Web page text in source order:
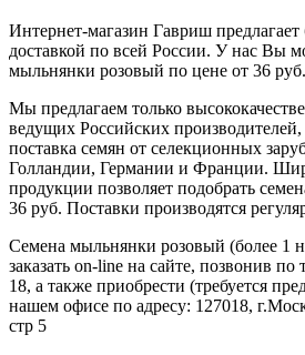
Интернет-магазин Гавриш
доставкой по всей России. У нас Вы
мыльнянки розовый по цене от 36 руб.
Мы предлагаем только
ведущих Российских
поставка семян от селекционных
Голландии, Германии и Франции.
продукции позволяет подобрать
36 руб. Поставки производятся
Семена мыльнянки розовый (более 1
заказать on-line на сайте, позвонив
18, а также приобрести (требуется
нашем офисе по адресу: 127018,
стр 5